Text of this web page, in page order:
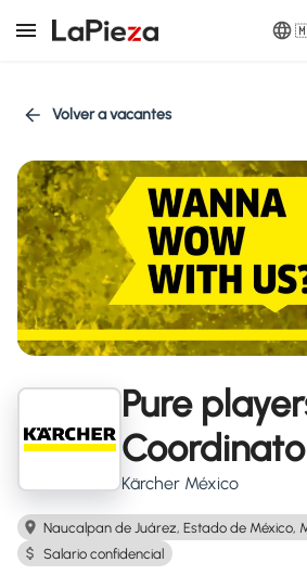
Volver a vacantes
Pure
Kärcher México
Naucalpan de Juárez, Estado de México,
Salario confidencial